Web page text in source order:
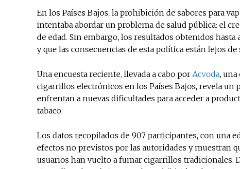
En los Países Bajos, la prohibición de sabores para
intentaba abordar un problema de salud pública: el
de edad. Sin embargo, los resultados obtenidos
y que las consecuencias de esta política están lejos de
Una encuesta reciente, llevada a cabo por Acvoda,
cigarrillos electrónicos en los Países Bajos, revela un
enfrentan a nuevas dificultades para acceder a
tabaco.
Los datos recopilados de 907 participantes, con una
efectos no previstos por las autoridades y muestran
usuarios han vuelto a fumar cigarrillos tradicionales.